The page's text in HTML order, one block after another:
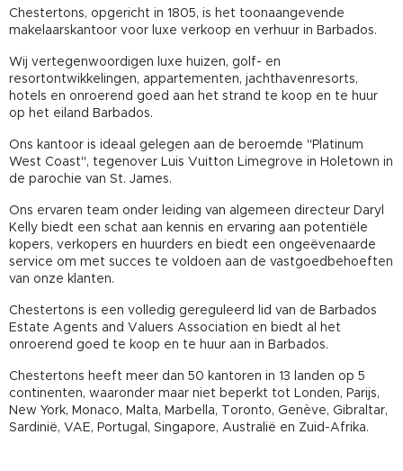
Chestertons, opgericht in 1805, is het toonaangevende
makelaarskantoor voor luxe verkoop en verhuur in Barbados.
Wij vertegenwoordigen luxe huizen, golf- en
resortontwikkelingen, appartementen, jachthavenresorts,
hotels en onroerend goed aan het strand te koop en te huur
op het eiland Barbados.
Ons kantoor is ideaal gelegen aan de beroemde "Platinum
West Coast", tegenover Luis Vuitton Limegrove in Holetown in
de parochie van St. James.
Ons ervaren team onder leiding van algemeen directeur Daryl
Kelly biedt een schat aan kennis en ervaring aan potentiële
kopers, verkopers en huurders en biedt een ongeëvenaarde
service om met succes te voldoen aan de vastgoedbehoeften
van onze klanten.
Chestertons is een volledig gereguleerd lid van de Barbados
Estate Agents and Valuers Association en biedt al het
onroerend goed te koop en te huur aan in Barbados.
Chestertons heeft meer dan 50 kantoren in 13 landen op 5
continenten, waaronder maar niet beperkt tot Londen, Parijs,
New York, Monaco, Malta, Marbella, Toronto, Genève, Gibraltar,
Sardinië, VAE, Portugal, Singapore, Australië en Zuid-Afrika.